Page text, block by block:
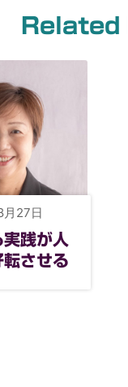
27日
践が人
転させる